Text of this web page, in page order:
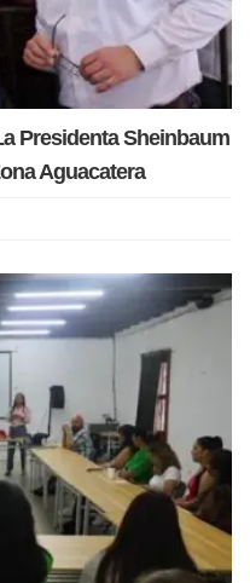
Presidenta Sheinbaum
Aguacatera